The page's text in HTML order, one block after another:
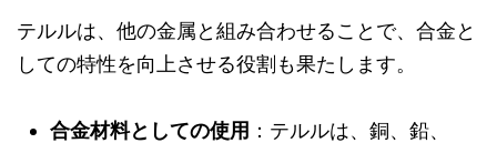
テルルは、他の金属と組み合わせることで、合金と
しての特性を向上させる役割も果たします。
合金材料としての使用 ：テルルは、銅、鉛、